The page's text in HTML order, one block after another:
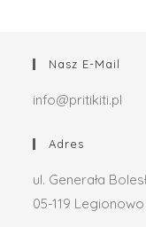
Nasz E-Mail
info@pritikiti.pl
Adres
ul. Generała
05-119 Legionowo